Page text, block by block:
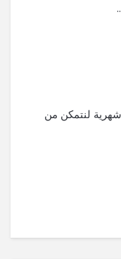
موعد آخر 6 دورات شهرية لنتمكن من